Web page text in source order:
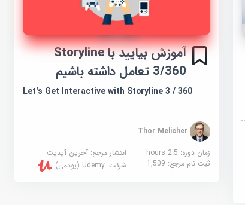
آموزش بیایید با Storyline
3/360 تعامل داشته باشیم
Let's Get Interactive with Storyline 3 / 360
Thor Melicher
زمان دوره: 2.5 hours
انتشار مرجع:آخرین آپدیت
ثبت نام مرجع: 1,509 شرکت:Udemy (یودمی)